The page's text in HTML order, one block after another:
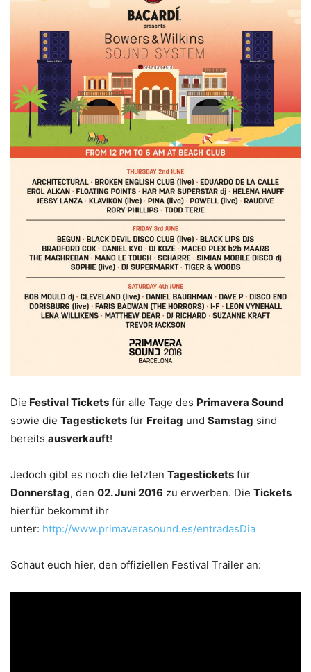
Die Festival Tickets für alle Tage des Primavera Sound
sowie die Tagestickets für Freitag und Samstag sind
bereits ausverkauft!
Jedoch gibt es noch die letzten Tagestickets für
Donnerstag, den 02. Juni 2016 zu erwerben. Die Tickets
hierfür bekommt ihr
unter: http://www.primaverasound.es/entradasDia
Schaut euch hier, den offiziellen Festival Trailer an: